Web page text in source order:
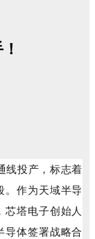
线投产，标志着
。作为天域半导
芯塔电子创始人
导体签署战略合